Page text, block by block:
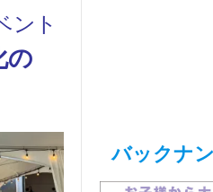
ント
の
バックナ